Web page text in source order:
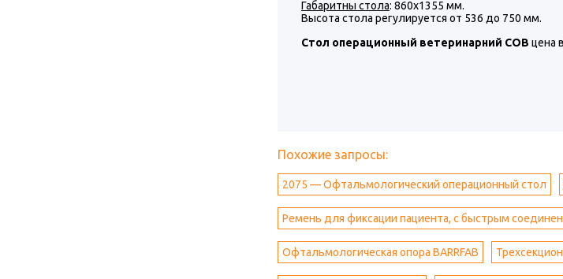
Габаритны стола: 860х1355 мм.
Высота стола регулируется от 536 до 750 мм.
Стол операционный ветеринарний СОВ цена
Похожие запросы:
2075 — Офтальмологический операционный стол
Ремень для фиксации пациента, с быстрым
Офтальмологическая опора BARRFAB